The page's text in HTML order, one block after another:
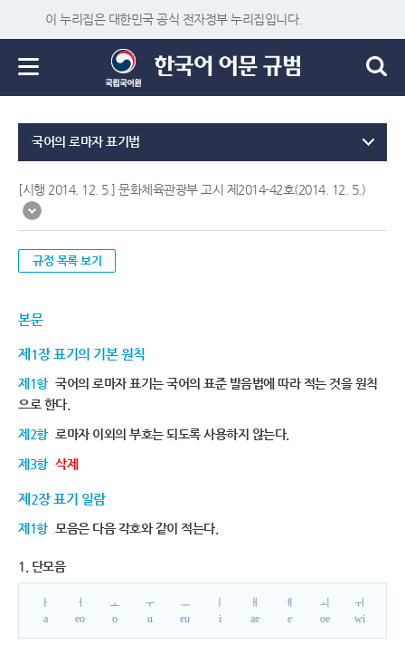
이 누리집은 대한민국 공식 전자정부 누리집입니다.
국어의 로마자 표기법
[시행 2014. 12. 5.] 문화체육관광부 고시 제2014-42호(2014. 12. 5.)
규정 목록 보기
본문
제1장 표기의 기본 원칙
제1항 국어의 로마자 표기는 국어의 표준 발음법에 따라 적는 것을 원칙
으로 한다.
제2항 로마자 이외의 부호는 되도록 사용하지 않는다.
제3항 삭제
제2장 표기 일람
제1항 모음은 다음 각호와 같이 적는다.
1. 단모음
ㅏ
a
ㅓ
eo
ㅗ
o
ㅜ
u
ㅡ
eu
i
ㅐ
ae
ㅔ
e
ㅚ
oe
ㅟ
wi